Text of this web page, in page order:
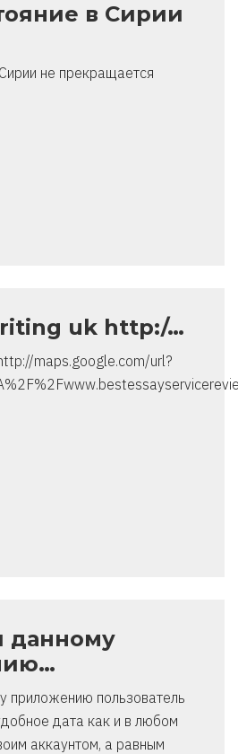
в Сирии
не прекращается
uk http:/…
maps.google.com/url?
данному
приложению пользователь
дата как и в любом
аккаунтом, а равным